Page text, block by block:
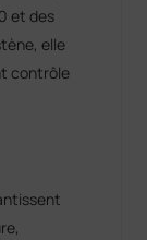
et des
elle
contrôle